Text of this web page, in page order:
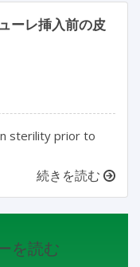
ーレ挿入前の皮
sterility prior to
続きを読む
を読む